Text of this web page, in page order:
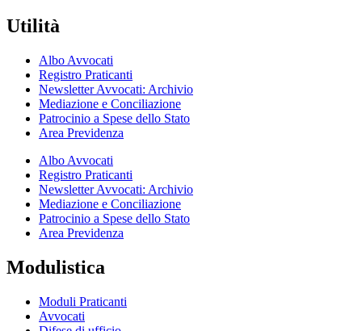
Utilità
Albo Avvocati
Registro Praticanti
Newsletter Avvocati: Archivio
Mediazione e Conciliazione
Patrocinio a Spese dello Stato
Area Previdenza
Albo Avvocati
Registro Praticanti
Newsletter Avvocati: Archivio
Mediazione e Conciliazione
Patrocinio a Spese dello Stato
Area Previdenza
Modulistica
Moduli Praticanti
Avvocati